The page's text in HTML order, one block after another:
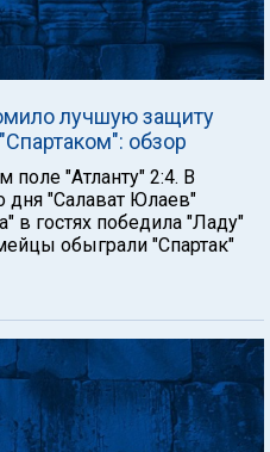
лучшую защиту
обзор
поле "Атланту" 2:4. В
дня "Салават Юлаев"
в гостях победила "Ладу"
обыграли "Спартак"